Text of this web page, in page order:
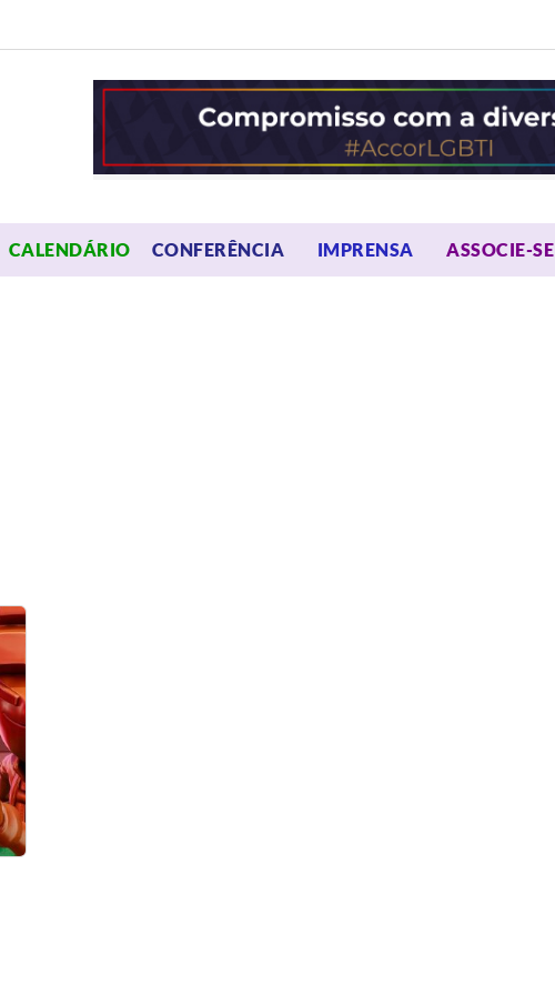
CALENDÁRIO CONFERÊNCIA OPEN MENU
IMPRENSA OPEN MENU
ASSOCIE-SE